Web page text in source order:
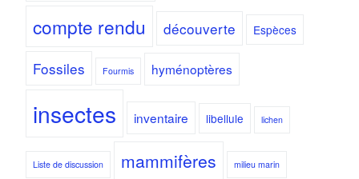
compte rendu découverte Espèces
Fossiles Fourmis hyménoptères
insectes inventaire libellule lichen
Liste de discussion mammifères milieu marin